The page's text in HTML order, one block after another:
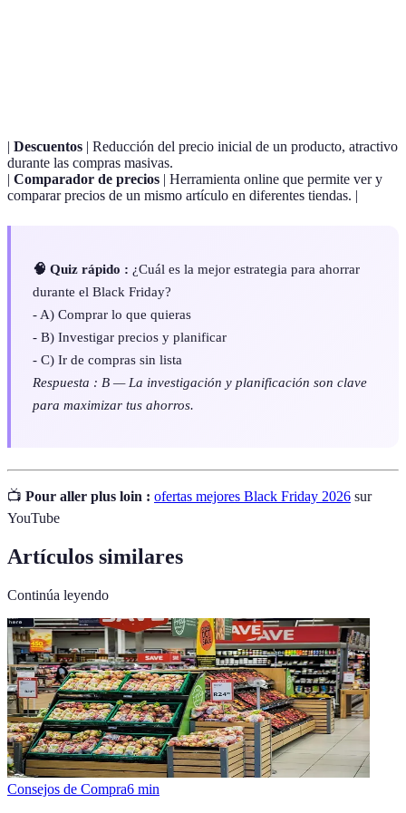
| Descuentos | Reducción del precio inicial de un producto, atractivo
durante las compras masivas.
| Comparador de precios | Herramienta online que permite ver y
comparar precios de un mismo artículo en diferentes tiendas. |
🧠 Quiz rápido : ¿Cuál es la mejor estrategia para ahorrar
durante el Black Friday?
- A) Comprar lo que quieras
- B) Investigar precios y planificar
- C) Ir de compras sin lista
Respuesta : B — La investigación y planificación son clave
para maximizar tus ahorros.
📺 Pour aller plus loin : ofertas mejores Black Friday 2026 sur
YouTube
Artículos similares
Continúa leyendo
Consejos de Compra6 min